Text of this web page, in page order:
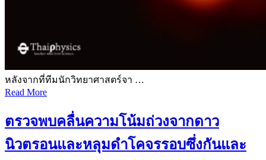
หลังจากที่ทีมนักวิทยาศาสตร์จา …
Read More
ตรวจพบคลื่นความโน้มถ่วงจากดาว
นิวตรอนและหลุมดำโคจรรอบซึ่งกันและ